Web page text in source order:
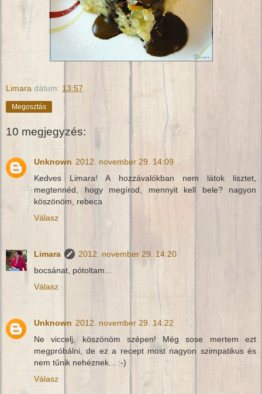
Limara dátum: 13:57
Megosztás
10 megjegyzés:
Unknown 2012. november 29. 14:09
Kedves Limara! A hozzávalókban nem látok lisztet,
megtennéd, hogy megírod, mennyit kell bele? nagyon
köszönöm, rebeca
Válasz
Limara
2012. november 29. 14:20
bocsánat, pótoltam...
Válasz
Unknown 2012. november 29. 14:22
Ne viccelj, köszönöm szépen! Még sose mertem ezt
megpróbálni, de ez a recept most nagyon szimpatikus és
nem tűnik nehéznek... :-)
Válasz